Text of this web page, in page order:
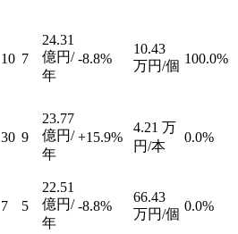
10 7
24.31
億円/
年
-8.8%
10.43
万円/個 100.0%
30 9
23.77
億円/
年
+15.9%
4.21 万
円/本
0.0%
7 5
22.51
億円/
年
-8.8%
66.43
万円/個
0.0%